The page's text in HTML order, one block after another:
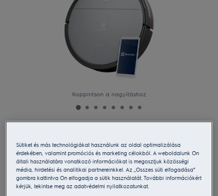
Koppintson a nagyításhoz
600 Gyroscope robotporszívó
4.6 (38)
Előnyök
600 robotporszívó – kényelmes vezérlés az alkalmazásunkkal.
Sütiket és más technológiákat használunk az oldal optimalizálása
érdekében, valamint promóciós és marketing célokból. A weboldalunk Ön
általi használatára vonatkozó információkat is megosztjuk közösségi
média, hirdetési és analitikai partnereinkkel. Az „Összes süti elfogadása”
gombra kattintva Ön elfogadja a sütik használatát. További információkért
kérjük, tekintse meg az adatvédelmi nyilatkozatunkat.